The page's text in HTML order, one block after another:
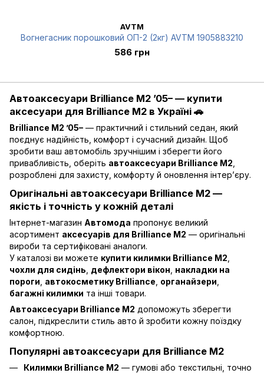
AVTM
Вогнегасник порошковий ОП-2 (2кг) AVTM 1905883210
586 грн
Автоаксесуари Brilliance M2 ’05– — купити
аксесуари для Brilliance M2 в Україні 🚗
Brilliance M2 ’05– — практичний і стильний седан, який
поєднує надійність, комфорт і сучасний дизайн. Щоб
зробити ваш автомобіль зручнішим і зберегти його
привабливість, оберіть автоаксесуари Brilliance M2
розроблені для захисту, комфорту й оновлення інтер’єру.
Оригінальні автоаксесуари Brilliance M2 —
якість і точність у кожній деталі
Інтернет-магазин Автомода пропонує великий
асортимент аксесуарів для Brilliance M2 — оригінальні
вироби та сертифіковані аналоги.
У каталозі ви можете купити килимки Brilliance M2
чохли для сидінь дефлектори вікон накладки на
пороги автокосметику Brilliance органайзери
багажні килимки та інші товари.
Автоаксесуари Brilliance M2 допоможуть зберегти
салон, підкреслити стиль авто й зробити кожну поїздку
комфортною.
Популярні автоаксесуари для Brilliance M2
Килимки Brilliance M2 — гумові або текстильні, точно